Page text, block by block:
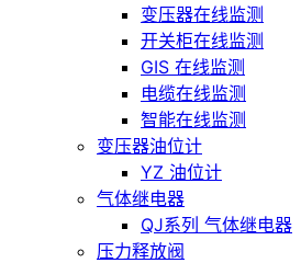
变压器在线监测
开关柜在线监测
GIS 在线监测
电缆在线监测
智能在线监测
变压器油位计
YZ 油位计
气体继电器
QJ系列 气体继电器
压力释放阀